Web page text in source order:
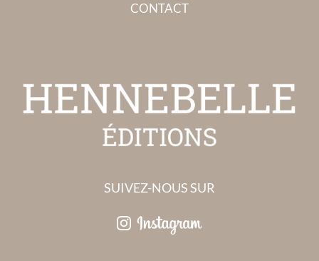
CONTACT
SUIVEZ-NOUS SUR